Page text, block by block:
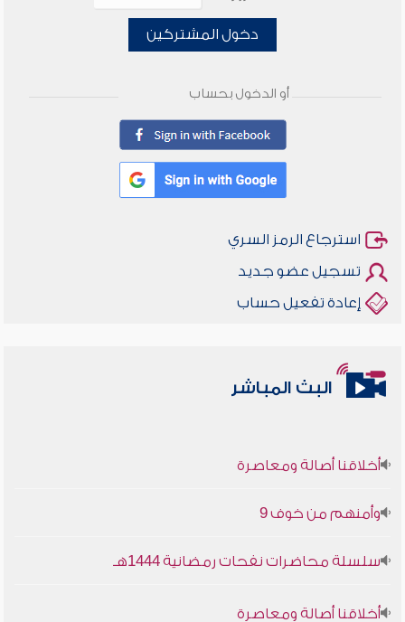
دخول المشتركين
أو الدخول بحساب
استرجاع الرمز السري
تسجيل عضو جديد
إعادة تفعيل حساب
البث المباشر
أخلاقنا أصالة ومعاصرة
وأمنهم من خوف 9
سلسلة محاضرات نفحات رمضانية 1444هـ
أخلاقنا أصالة ومعاصرة